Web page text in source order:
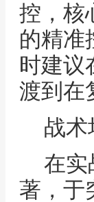
控，核
的精准
时建议
渡到在
战术
在实
著，于